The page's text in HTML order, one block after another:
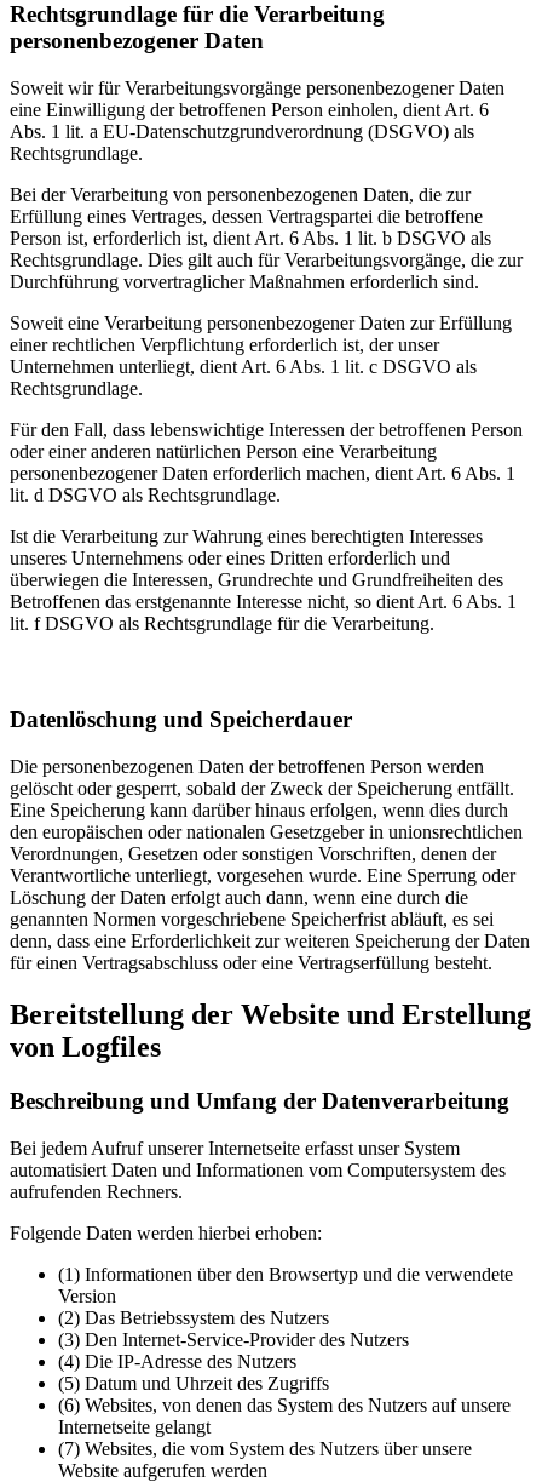
Rechtsgrundlage für die Verarbeitung
personenbezogener Daten
Soweit wir für Verarbeitungsvorgänge personenbezogener Daten
eine Einwilligung der betroffenen Person einholen, dient Art. 6
Abs. 1 lit. a EU-Datenschutzgrundverordnung (DSGVO) als
Rechtsgrundlage.
Bei der Verarbeitung von personenbezogenen Daten, die zur
Erfüllung eines Vertrages, dessen Vertragspartei die betroffene
Person ist, erforderlich ist, dient Art. 6 Abs. 1 lit. b DSGVO als
Rechtsgrundlage. Dies gilt auch für Verarbeitungsvorgänge, die zur
Durchführung vorvertraglicher Maßnahmen erforderlich sind.
Soweit eine Verarbeitung personenbezogener Daten zur Erfüllung
einer rechtlichen Verpflichtung erforderlich ist, der unser
Unternehmen unterliegt, dient Art. 6 Abs. 1 lit. c DSGVO als
Rechtsgrundlage.
Für den Fall, dass lebenswichtige Interessen der betroffenen Person
oder einer anderen natürlichen Person eine Verarbeitung
personenbezogener Daten erforderlich machen, dient Art. 6 Abs. 1
lit. d DSGVO als Rechtsgrundlage.
Ist die Verarbeitung zur Wahrung eines berechtigten Interesses
unseres Unternehmens oder eines Dritten erforderlich und
überwiegen die Interessen, Grundrechte und Grundfreiheiten des
Betroffenen das erstgenannte Interesse nicht, so dient Art. 6 Abs. 1
lit. f DSGVO als Rechtsgrundlage für die Verarbeitung.
Datenlöschung und Speicherdauer
Die personenbezogenen Daten der betroffenen Person werden
gelöscht oder gesperrt, sobald der Zweck der Speicherung entfällt.
Eine Speicherung kann darüber hinaus erfolgen, wenn dies durch
den europäischen oder nationalen Gesetzgeber in unionsrechtlichen
Verordnungen, Gesetzen oder sonstigen Vorschriften, denen der
Verantwortliche unterliegt, vorgesehen wurde. Eine Sperrung oder
Löschung der Daten erfolgt auch dann, wenn eine durch die
genannten Normen vorgeschriebene Speicherfrist abläuft, es sei
denn, dass eine Erforderlichkeit zur weiteren Speicherung der Daten
für einen Vertragsabschluss oder eine Vertragserfüllung besteht.
Bereitstellung der Website und Erstellung
von Logfiles
Beschreibung und Umfang der Datenverarbeitung
Bei jedem Aufruf unserer Internetseite erfasst unser System
automatisiert Daten und Informationen vom Computersystem des
aufrufenden Rechners.
Folgende Daten werden hierbei erhoben:
(1) Informationen über den Browsertyp und die verwendete
Version
(2) Das Betriebssystem des Nutzers
(3) Den Internet-Service-Provider des Nutzers
(4) Die IP-Adresse des Nutzers
(5) Datum und Uhrzeit des Zugriffs
(6) Websites, von denen das System des Nutzers auf unsere
Internetseite gelangt
(7) Websites, die vom System des Nutzers über unsere
Website aufgerufen werden